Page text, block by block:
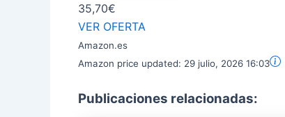
35,70€
VER OFERTA
Amazon.es
Amazon price updated: 29 julio, 2026 16:03
Publicaciones relacionadas: